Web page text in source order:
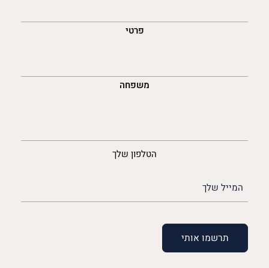
פרטי
משפחה
הטלפון שלך
(חובה)